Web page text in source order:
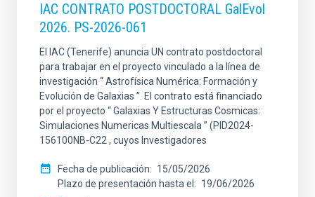
IAC CONTRATO POSTDOCTORAL GalEvol
2026. PS-2026-061
El IAC (Tenerife) anuncia UN contrato postdoctoral
para trabajar en el proyecto vinculado a la línea de
investigación “ Astrofísica Numérica: Formación y
Evolución de Galaxias ”. El contrato está financiado
por el proyecto “ Galaxias Y Estructuras Cosmicas:
Simulaciones Numericas Multiescala ” (PID2024-
156100NB-C22 , cuyos Investigadores
Fecha de publicación
15/05/2026
Plazo de presentación hasta el
19/06/2026